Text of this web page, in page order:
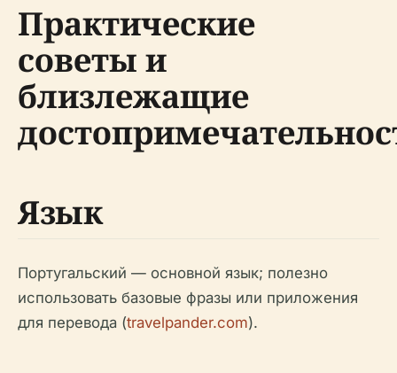
Практические
советы и
близлежащие
Язык
Португальский — основной язык; полезно
использовать базовые фразы или приложения
для перевода (travelpander.com).